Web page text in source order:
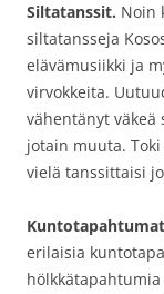
Siltatanssit. Noin
siltatansseja
elävämusiikki ja
virvokkeita.
vähentänyt väkeä
jotain muuta.
vielä tanssittaisi
erilaisia